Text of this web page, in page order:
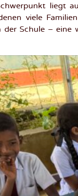
liegt
viele
der Schule – eine